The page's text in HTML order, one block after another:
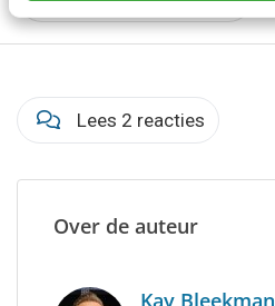
Lees 2 reacties
Over de auteur
Kay Bleekman